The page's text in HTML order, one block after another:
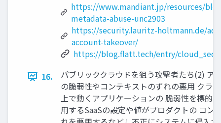
https://www.mandiant.jp/resources/
metadata-abuse-unc2903
https://security.lauritz-holtmann.de/
account-takeover/
https://blog.flatt.tech/entry/
16.
パブリッククラウドを狙う攻撃者たち(2) ア
の脆弱性やコンテキストのずれの悪用 クラ
上で動くアプリケーションの 脆弱性を標的
用するSaaSの設定や値がプロダクトの コン